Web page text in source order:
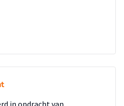
in opdracht van